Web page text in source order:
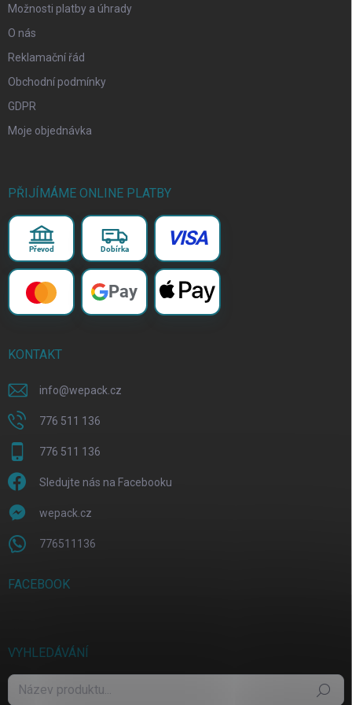
Možnosti platby a úhrady
O nás
Reklamační řád
Obchodní podmínky
GDPR
Moje objednávka
PŘIJÍMÁME ONLINE PLATBY
Převod Dobírka VISA
Pay
KONTAKT
info@wepack.cz
776 511 136
776 511 136
Sledujte nás na Facebooku
wepack.cz
776511136
FACEBOOK
VYHLEDÁVÁNÍ
Hledat